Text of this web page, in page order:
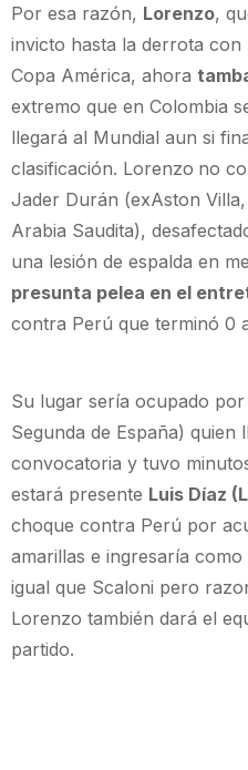
Por esa razón, Lorenzo,
invicto hasta la derrota
Copa América, ahora
extremo que en Colombia
llegará al Mundial aun si
clasificación. Lorenzo no
Jader Durán (exAston
Arabia Saudita),
una lesión de espalda en
presunta pelea en el
contra Perú que terminó 0
Su lugar sería ocupado por
Segunda de España) quien
convocatoria y tuvo
estará presente Luis Díaz
choque contra Perú por
amarillas e ingresaría
igual que Scaloni pero
Lorenzo también dará el
partido.